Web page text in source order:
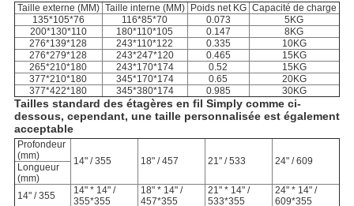
Taille externe (MM) Taille interne (MM) Poids net KG Capacité de charge
135*105*76
116*85*70 0.073
5KG
200*130*110
180*110*105 0.147
8KG
276*139*128
243*110*122 0.335
10KG
276*279*128
243*247*120 0.465
15KG
265*210*180
243*170*174 0.52
15KG
377*210*180
345*170*174 0.65
20KG
377*422*180
345*380*174 0.985 30KG
Tailles standard des étagères en fil Simply comme ci-
dessous, cependant, une taille personnalisée est également
acceptable
Profondeur
(mm)
14" / 355 18" / 457 21" / 533 24" / 609
Longueur
(mm)
14" / 355
14" * 14" /
355*355
18" * 14" /
457*355
21" * 14" /
533*355
24" * 14" /
609*355